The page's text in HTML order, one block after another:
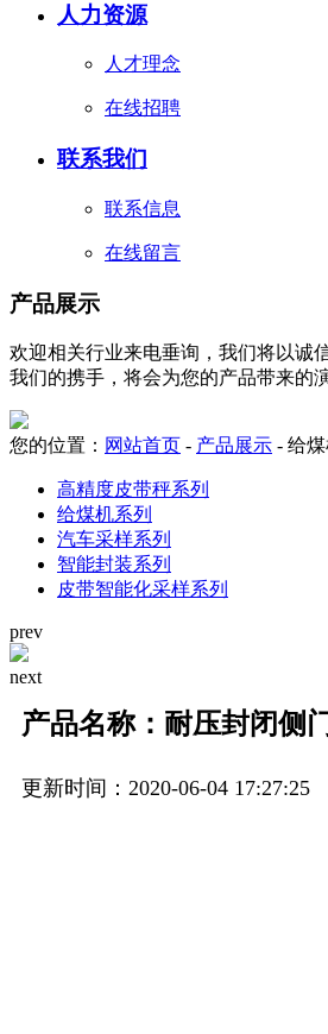
人力资源
人才理念
在线招聘
联系我们
联系信息
在线留言
产品展示
欢迎相关行业来电垂询，我们将以诚
我们的携手，将会为您的产品带来的演
您的位置： 网站首页 - 产品展示 - 给煤
高精度皮带秤系列
给煤机系列
汽车采样系列
智能封装系列
皮带智能化采样系列
prev
next
产品名称：耐压封闭侧
更新时间：2020-06-04 17:27:25